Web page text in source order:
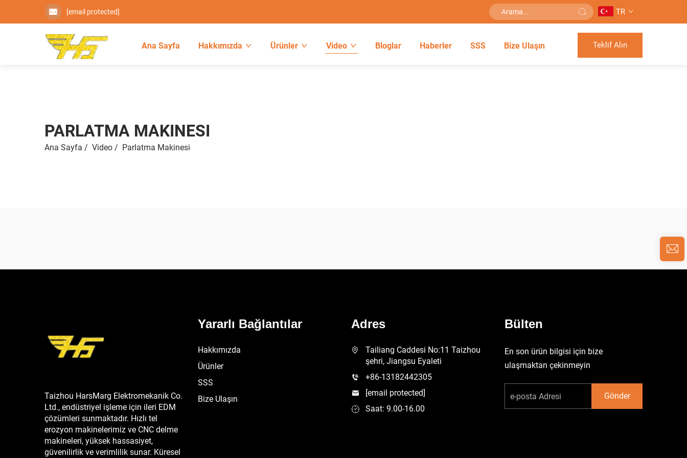
[email protected] TR
Ana Sayfa Hakkımızda Ürünler Video Bloglar Haberler SSS Bize Ulaşın Teklif Alın
PARLATMA MAKINESI
Ana Sayfa / Video / Parlatma Makinesi
Taizhou HarsMarg Elektromekanik Co.
Ltd., endüstriyel işleme için ileri EDM
çözümleri sunmaktadır. Hızlı tel
erozyon makinelerimiz ve CNC delme
makineleri, yüksek hassasiyet,
güvenilirlik ve verimlilik sunar. Küresel
Yararlı Bağlantılar
Hakkımızda
Ürünler
SSS
Bize Ulaşın
Adres
Tailiang Caddesi No:11 Taizhou
şehri, Jiangsu Eyaleti
+86-13182442305
[email protected]
Saat: 9.00-16.00
Bülten
En son ürün bilgisi için bize
ulaşmaktan çekinmeyin
Gönder